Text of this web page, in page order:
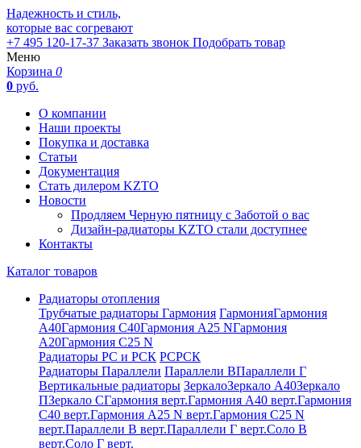
Надежность и стиль,
которые вас согревают
+7 495 120-17-37 Заказать звонок Подобрать товар
Меню
Корзина 0
0 руб.
О компании
Наши проекты
Покупка и доставка
Статьи
Документация
Стать дилером KZTO
Новости
Продляем Черную пятницу с Заботой о вас
Дизайн-радиаторы KZTO стали доступнее
Контакты
Каталог товаров
Радиаторы отопления
Трубчатые радиаторы Гармония ГармонияГармония
А40Гармония С40Гармония А25 NГармония
А20Гармония С25 N
Радиаторы РС и РСК РСРСК
Радиаторы Параллели Параллели ВПараллели Г
Вертикальные радиаторы ЗеркалоЗеркало А40Зеркало
ПЗеркало СГармония верт.Гармония А40 верт.Гармония
С40 верт.Гармония А25 N верт.Гармония С25 N
верт.Параллели В верт.Параллели Г верт.Соло В
верт.Соло Г верт.